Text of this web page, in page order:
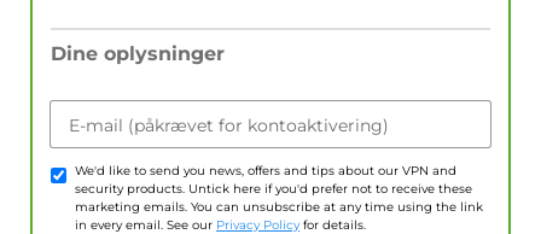
Dine oplysninger
E-mail (påkrævet for kontoaktivering)
We'd like to send you news, offers and tips about our VPN and
security products. Untick here if you'd prefer not to receive these
marketing emails. You can unsubscribe at any time using the link
in every email. See our Privacy Policy for details.